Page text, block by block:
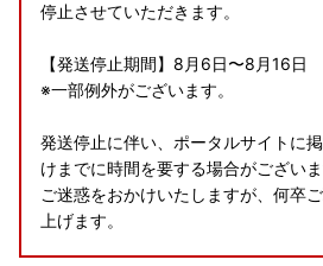
停止させていただきます。
【発送停止期間】8月6日〜8月16日
※一部例外がございます。
発送停止に伴い、ポータルサイトに
けまでに時間を要する場合がございま
ご迷惑をおかけいたしますが、何卒
上げます。